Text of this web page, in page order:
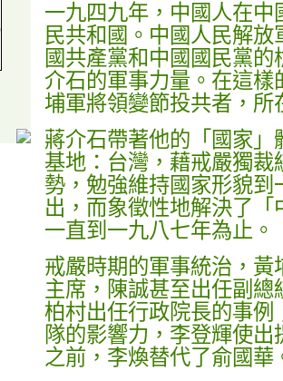
一九四九年，中國人在
民共和國。中國人民解
國共產黨和中國國民黨
介石的軍事力量。在這
埔軍將領變節投共者，所
蔣介石帶著他的「國家
基地：台灣，藉戒嚴獨
勢，勉強維持國家形貌
出，而象徵性地解決了
一直到一九八七年為止。
戒嚴時期的軍事統治，
主席，陳誠甚至出任副
柏村出任行政院長的事
隊的影響力，李登輝使
之前，李煥替代了俞國